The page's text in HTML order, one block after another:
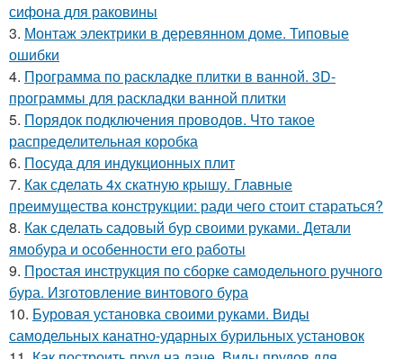
сифона для раковины
3. Монтаж электрики в деревянном доме. Типовые
ошибки
4. Программа по раскладке плитки в ванной. 3D-
программы для раскладки ванной плитки
5. Порядок подключения проводов. Что такое
распределительная коробка
6. Посуда для индукционных плит
7. Как сделать 4х скатную крышу. Главные
преимущества конструкции: ради чего стоит стараться?
8. Как сделать садовый бур своими руками. Детали
ямобура и особенности его работы
9. Простая инструкция по сборке самодельного ручного
бура. Изготовление винтового бура
10. Буровая установка своими руками. Виды
самодельных канатно-ударных бурильных установок